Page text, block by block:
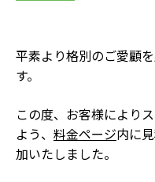
平素より格別のご愛顧
す。
この度、お客様により
よう、 料金ページ内に
加いたしました。